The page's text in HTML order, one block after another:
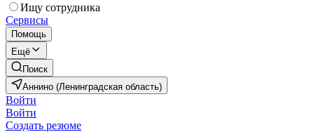
Ищу сотрудника
Сервисы
Помощь
Ещё
Поиск
Аннино (Ленинградская область)
Войти
Войти
Создать резюме